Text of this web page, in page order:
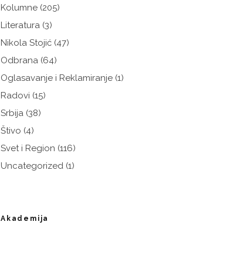
Kolumne (205)
Literatura (3)
Nikola Stojić (47)
Odbrana (64)
Oglasavanje i Reklamiranje (1)
Radovi (15)
Srbija (38)
Štivo (4)
Svet i Region (116)
Uncategorized (1)
Akademija